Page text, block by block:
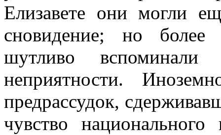
Елизавете они могли
сновидение; но более
шутливо
неприятности.
предрассудок,
чувство